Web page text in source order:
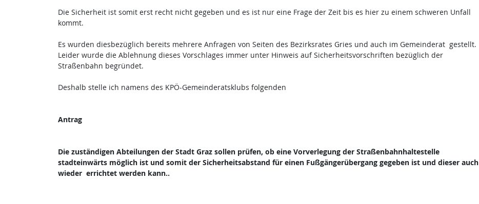
Die Sicherheit ist somit erst recht nicht gegeben und es ist nur eine Frage der Zeit bis es hier zu einem schweren Unfall
kommt.
Es wurden diesbezüglich bereits mehrere Anfragen von Seiten des Bezirksrates Gries und auch im Gemeinderat gestellt.
Leider wurde die Ablehnung dieses Vorschlages immer unter Hinweis auf Sicherheitsvorschriften bezüglich der
Straßenbahn begründet.
Deshalb stelle ich namens des KPÖ-Gemeinderatsklubs folgenden
Antrag
Die zuständigen Abteilungen der Stadt Graz sollen prüfen, ob eine Vorverlegung der Straßenbahnhaltestelle
stadteinwärts möglich ist und somit der Sicherheitsabstand für einen Fußgängerübergang gegeben ist und dieser auch
wieder errichtet werden kann..